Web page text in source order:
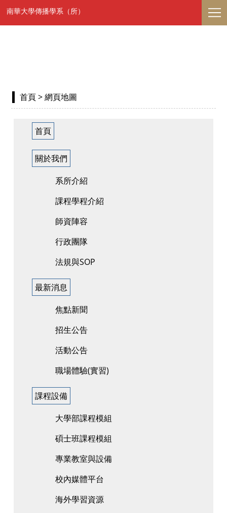
南華大學傳播學系（所）
首頁> 網頁地圖
首頁
關於我們
系所介紹
課程學程介紹
師資陣容
行政團隊
法規與SOP
最新消息
焦點新聞
招生公告
活動公告
職場體驗(實習)
課程設備
大學部課程模組
碩士班課程模組
專業教室與設備
校內媒體平台
海外學習資源